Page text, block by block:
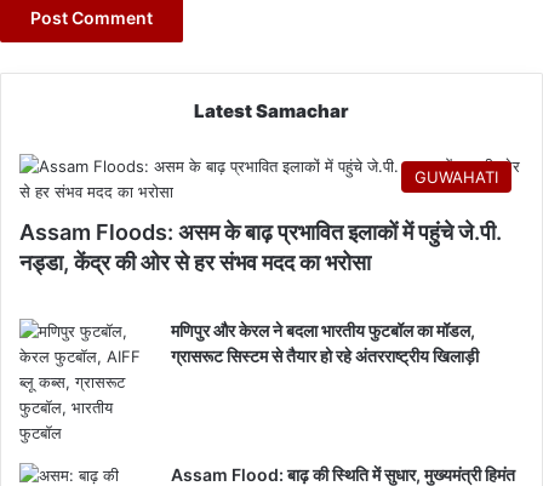
Latest Samachar
GUWAHATI
Assam Floods: असम के बाढ़ प्रभावित इलाकों में पहुंचे जे.पी.
नड्डा, केंद्र की ओर से हर संभव मदद का भरोसा
मणिपुर और केरल ने बदला भारतीय फुटबॉल का मॉडल,
ग्रासरूट सिस्टम से तैयार हो रहे अंतरराष्ट्रीय खिलाड़ी
Assam Flood: बाढ़ की स्थिति में सुधार, मुख्यमंत्री हिमंत